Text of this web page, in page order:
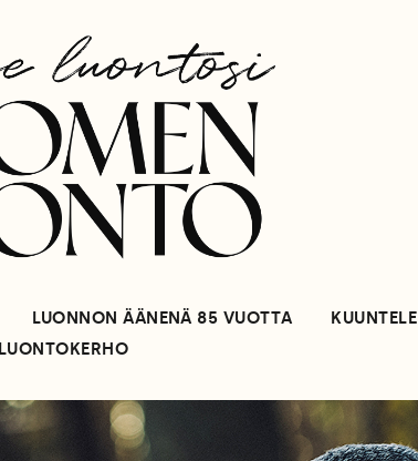
LUONNON ÄÄNENÄ 85 VUOTTA KUUNTELE
LUONTOKERHO